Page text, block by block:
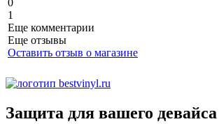
0
1
Еще комментарии
Еще отзывы
Оставить отзыв о магазине
Защита для вашего девайса